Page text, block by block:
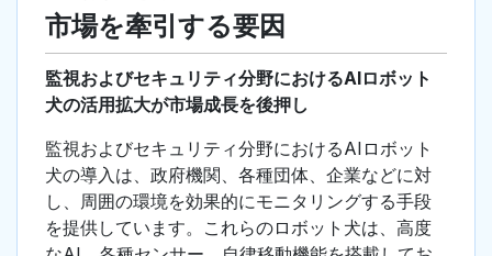
市場を牽引する要因
監視およびセキュリティ分野におけるAIロボット
犬の活用拡大が市場成長を後押し
監視およびセキュリティ分野におけるAIロボット
犬の導入は、政府機関、各種団体、企業などに対
し、周囲の環境を効果的にモニタリングする手段
を提供しています。これらのロボット犬は、高度